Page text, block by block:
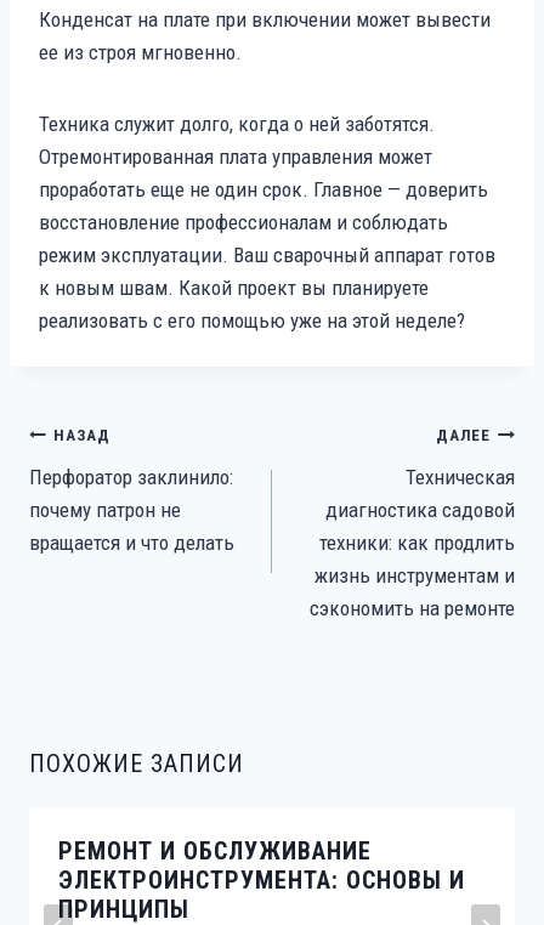
Конденсат на плате при включении может вывести
ее из строя мгновенно.
Техника служит долго, когда о ней заботятся.
Отремонтированная плата управления может
проработать еще не один срок. Главное — доверить
восстановление профессионалам и соблюдать
режим эксплуатации. Ваш сварочный аппарат готов
к новым швам. Какой проект вы планируете
реализовать с его помощью уже на этой неделе?
НАВИГАЦИЯ
ЗАПИСЯМ
НАЗАД
Перфоратор заклинило:
почему патрон не
вращается и что делать
ДАЛЕЕ
Техническая
диагностика садовой
техники: как продлить
жизнь инструментам и
сэкономить на ремонте
ПОХОЖИЕ ЗАПИСИ
РЕМОНТ И ОБСЛУЖИВАНИЕ
ЭЛЕКТРОИНСТРУМЕНТА: ОСНОВЫ И
ПРИНЦИПЫ